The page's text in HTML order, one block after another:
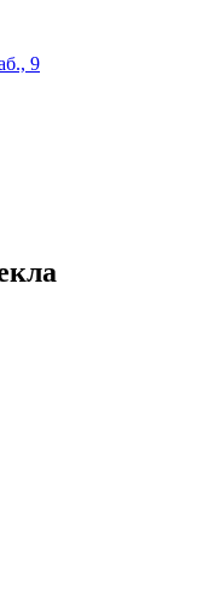
9